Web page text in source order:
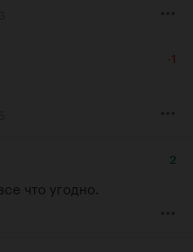
-1
2
что угодно.